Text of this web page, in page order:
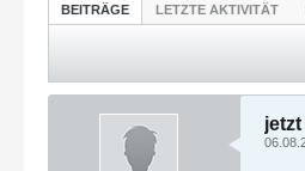
BEITRÄGE LETZTE AKTIVITÄT